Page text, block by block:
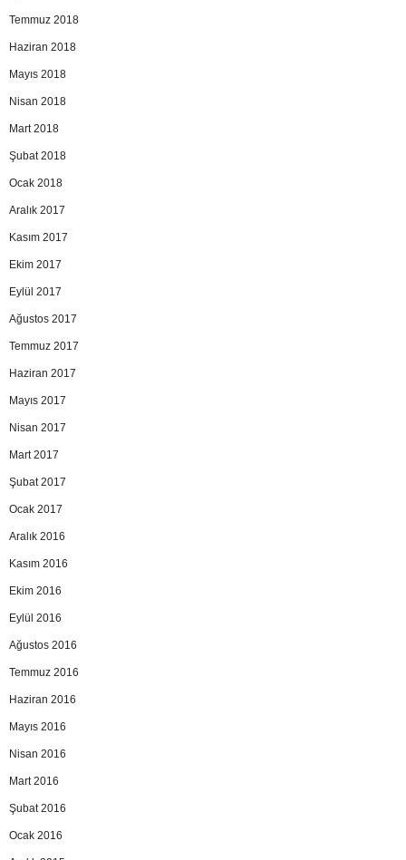
Temmuz 2018
Haziran 2018
Mayıs 2018
Nisan 2018
Mart 2018
Şubat 2018
Ocak 2018
Aralık 2017
Kasım 2017
Ekim 2017
Eylül 2017
Ağustos 2017
Temmuz 2017
Haziran 2017
Mayıs 2017
Nisan 2017
Mart 2017
Şubat 2017
Ocak 2017
Aralık 2016
Kasım 2016
Ekim 2016
Eylül 2016
Ağustos 2016
Temmuz 2016
Haziran 2016
Mayıs 2016
Nisan 2016
Mart 2016
Şubat 2016
Ocak 2016